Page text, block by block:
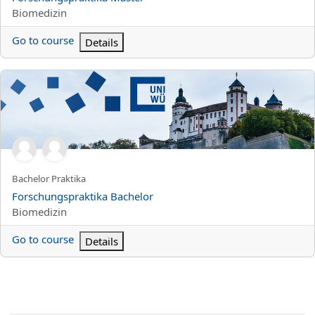
Categoria di corsi
Biomedizin
Go to course
Details
Forschungspraktika Bachelor
Titolo abbreviato del corso
Bachelor Praktika
Titolo del corso
Forschungspraktika Bachelor
Categoria di corsi
Biomedizin
Go to course
Details